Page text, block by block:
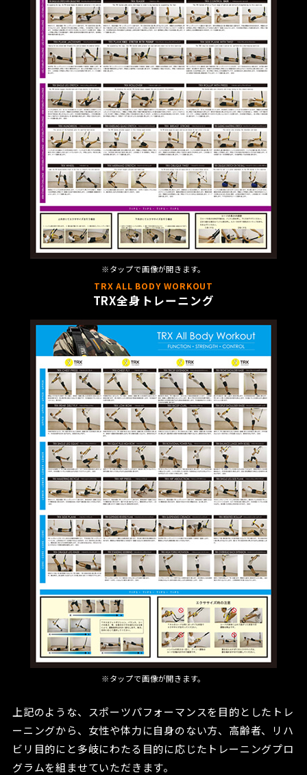
※タップで画像が開きます。
TRX ALL BODY WORKOUT
TRX全身トレーニング
※タップで画像が開きます。
上記のような、スポーツパフォーマンスを目的としたトレ
ーニングから、女性や体力に自身のない方、高齢者、リハ
ビリ目的にと多岐にわたる目的に応じたトレーニングプロ
グラムを組ませていただきます。